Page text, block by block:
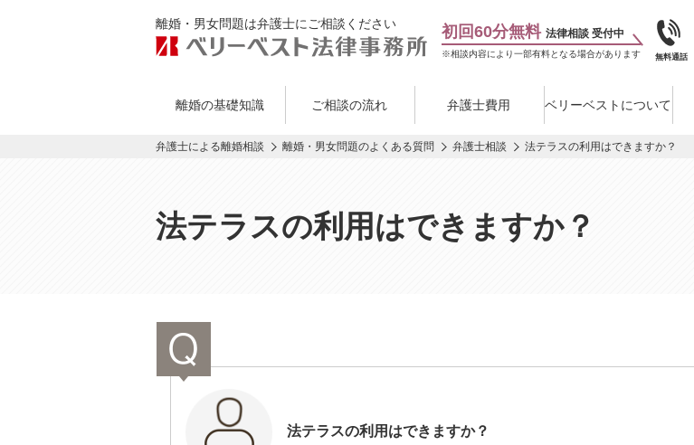
離婚・男女問題は弁護士にご相談ください 初回60分無料 法律相談 受付中
※相談内容により一部有料となる場合があります 無料通話
離婚の基礎知識 ご相談の流れ 弁護士費用 ベリーベストについて
弁護士による離婚相談 離婚・男女問題のよくある質問 弁護士相談 法テラスの利用はできますか？
法テラスの利用はできますか？
法テラスの利用はできますか？